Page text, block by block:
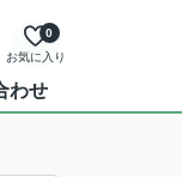
お気に入り
0
わせ